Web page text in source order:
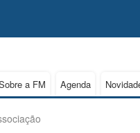
a FM Agenda